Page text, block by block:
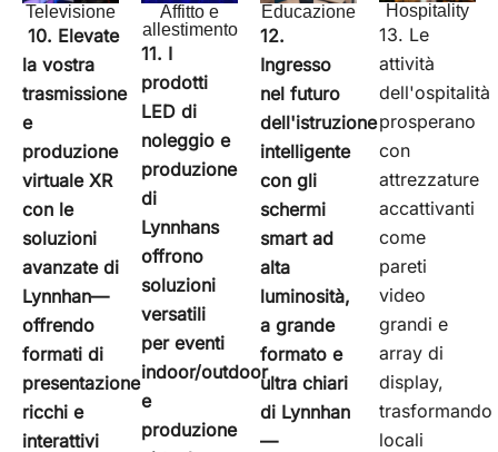
Televisione
10. Elevate
la vostra
trasmissione
e
produzione
virtuale XR
con le
soluzioni
avanzate di
Lynnhan—
offrendo
formati di
presentazione
ricchi e
interattivi
Affitto e
allestimento
11. I
prodotti
LED di
noleggio e
produzione
di
Lynnhans
offrono
soluzioni
versatili
per eventi
indoor/outdoor
e
produzione
Educazione
12.
Ingresso
nel futuro
dell'istruzione
intelligente
con gli
schermi
smart ad
alta
luminosità,
a grande
formato e
ultra chiari
di Lynnhan
—
Hospitality
13. Le
attività
dell'ospitalità
prosperano
con
attrezzature
accattivanti
come
pareti
video
grandi e
array di
display,
trasformando
locali